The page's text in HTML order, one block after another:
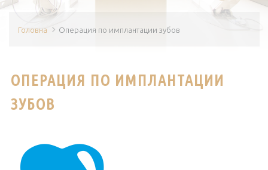
Головна Операция по имплантации зубов
ОПЕРАЦИЯ ПО ИМПЛАНТАЦИИ
ЗУБОВ